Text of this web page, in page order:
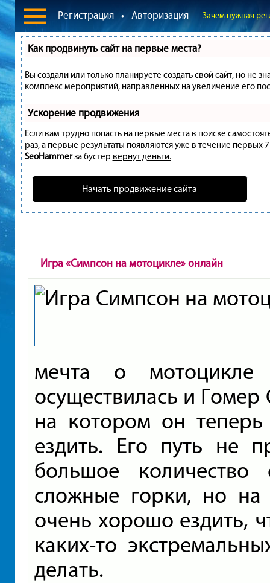
Регистрация • Авторизация Зачем нужная
Как продвинуть сайт на первые места?
Вы создали или только планируете создать свой сайт, но не
комплекс мероприятий, направленных на увеличение его
Ускорение продвижения
Если вам трудно попасть на первые места в поиске
раз, а первые результаты появляются уже в течение первых
SeoHammerза бустер вернут деньги.
Начать продвижение сайта
Игра «Симпсон на мотоцикле» онлайн
мечта о
осуществилась и
на котором он теперь
ездить. Его путь не
большое количество
сложные горки, но на
очень хорошо ездить,
каких-то
делать.